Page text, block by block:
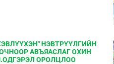
НЭВТРҮҮЛГИЙН
АВЪЯАСЛАГ ОХИН
ОРОЛЦЛОО